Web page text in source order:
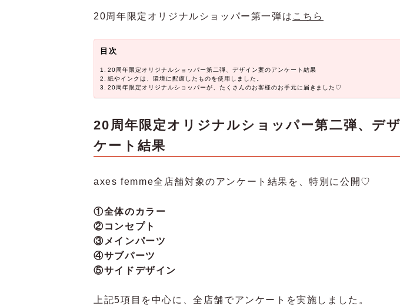
20周年限定オリジナルショッパー第一弾は こちら
目次
20周年限定オリジナルショッパー第二弾、デザイン案のアンケート結果
紙やインクは、環境に配慮したものを使用しました。
20周年限定オリジナルショッパーが、たくさんのお客様のお手元に届きました♡
20周年限定オリジナルショッパー第二弾、デ
ケート結果
axes femme全店舗対象のアンケート結果を、特別に公開♡
①全体のカラー
②コンセプト
③メインパーツ
④サブパーツ
⑤サイドデザイン
上記5項目を中心に、全店舗でアンケートを実施しました。